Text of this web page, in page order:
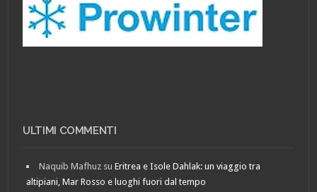
ULTIMI COMMENTI
Naquib Mafhuz suEritrea e Isole Dahlak: un viaggio tra
altipiani, Mar Rosso e luoghi fuori dal tempo